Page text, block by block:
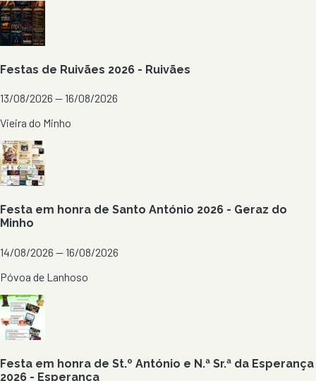
Festas de Ruivães 2026 - Ruivães
13/08/2026 — 16/08/2026
Vieira do Minho
Festa em honra de Santo António 2026 - Geraz do
Minho
14/08/2026 — 16/08/2026
Póvoa de Lanhoso
Festa em honra de St.º António e N.ª Sr.ª da Esperança
2026 - Esperança